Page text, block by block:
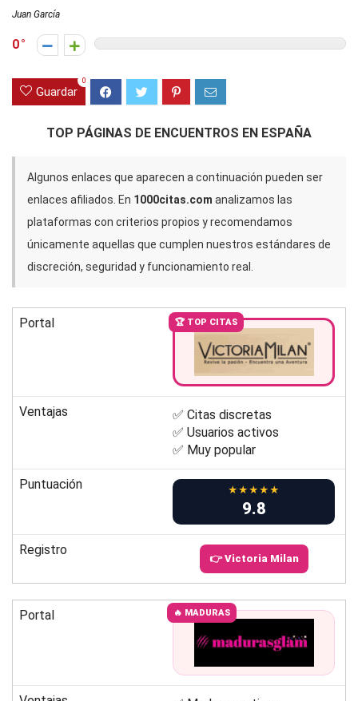
Juan García
0
Guardar
0
TOP PÁGINAS DE ENCUENTROS EN ESPAÑA
Algunos enlaces que aparecen a continuación pueden ser
enlaces afiliados. En 1000citas.com analizamos las
plataformas con criterios propios y recomendamos
únicamente aquellas que cumplen nuestros estándares de
discreción, seguridad y funcionamiento real.
Portal 🏆 TOP CITAS
Ventajas
✅ Citas discretas
✅ Usuarios activos
✅ Muy popular
Puntuación ★★★★★
9.8
Registro
👉 Victoria Milan
Portal 🔥 MADURAS